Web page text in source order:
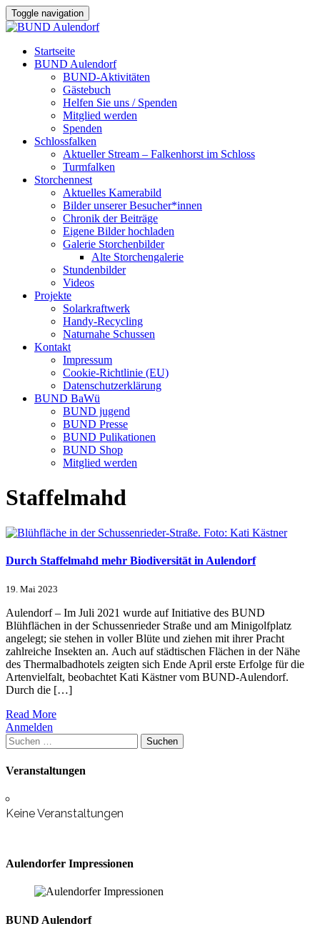
Toggle navigation
Startseite
BUND Aulendorf
BUND-Aktivitäten
Gästebuch
Helfen Sie uns / Spenden
Mitglied werden
Spenden
Schlossfalken
Aktueller Stream – Falkenhorst im Schloss
Turmfalken
Storchennest
Aktuelles Kamerabild
Bilder unserer Besucher*innen
Chronik der Beiträge
Eigene Bilder hochladen
Galerie Storchenbilder
Alte Storchengalerie
Stundenbilder
Videos
Projekte
Solarkraftwerk
Handy-Recycling
Naturnahe Schussen
Kontakt
Impressum
Cookie-Richtlinie (EU)
Datenschutzerklärung
BUND BaWü
BUND jugend
BUND Presse
BUND Pulikationen
BUND Shop
Mitglied werden
Staffelmahd
Durch Staffelmahd mehr Biodiversität in Aulendorf
19. Mai 2023
Aulendorf – Im Juli 2021 wurde auf Initiative des BUND
Blühflächen in der Schussenrieder Straße und am Minigolfplatz
angelegt; sie stehen in voller Blüte und ziehen mit ihrer Pracht
zahlreiche Insekten an. Auch auf städtischen Flächen in der Nähe
des Thermalbadhotels zeigten sich Ende April erste Erfolge für die
Artenvielfalt, beobachtet Kati Kästner vom BUND-Aulendorf.
Durch die […]
Read More
Anmelden
Suchen
nach:
Veranstaltungen
Keine Veranstaltungen
Aulendorfer Impressionen
BUND Aulendorf